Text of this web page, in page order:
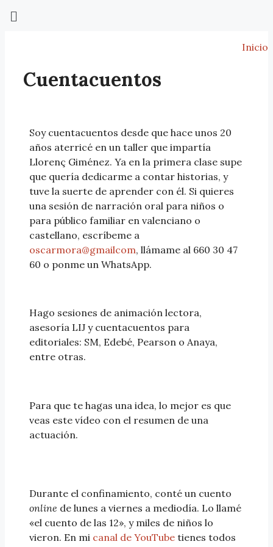
Inicio
Cuentacuentos
Soy cuentacuentos desde que hace unos 20
años aterricé en un taller que impartía
Llorenç Giménez. Ya en la primera clase supe
que quería dedicarme a contar historias, y
tuve la suerte de aprender con él. Si quieres
una sesión de narración oral para niños o
para público familiar en valenciano o
castellano, escríbeme a
oscarmora@gmailcom, llámame al 660 30 47
60 o ponme un WhatsApp.
Hago sesiones de animación lectora,
asesoría LIJ y cuentacuentos para
editoriales: SM, Edebé, Pearson o Anaya,
entre otras.
Para que te hagas una idea, lo mejor es que
veas este vídeo con el resumen de una
actuación.
Durante el confinamiento, conté un cuento
online de lunes a viernes a mediodía. Lo llamé
«el cuento de las 12», y miles de niños lo
vieron. En mi canal de YouTube tienes todos